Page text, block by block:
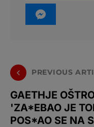
PREVIOUS
GAETHJE
'ZA*EBAO JE
POS*AO SE NA